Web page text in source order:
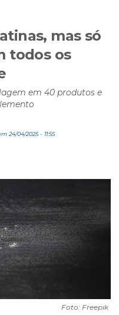
mas só
todos os
em 40 produtos e
24/04/2025 - 11:55
Foto: Freepik